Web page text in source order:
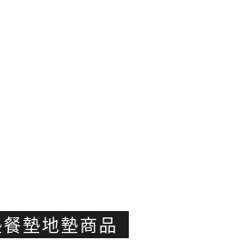
墊地墊商品